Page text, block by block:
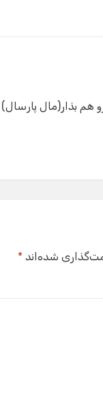
شده‌اند*